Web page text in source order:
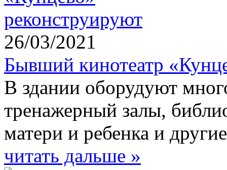
26/03/2021
Бывший кинотеатр
В здании оборудуют
тренажерный залы,
матери и ребенка и
читать дальше »